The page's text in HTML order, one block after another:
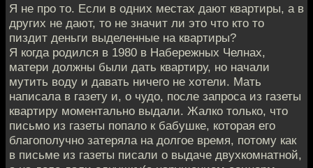
Я не про то. Если в одних местах дают квартиры, а в
других не дают, то не значит ли это что кто то
пиздит деньги выделенные на квартиры?
Я когда родился в 1980 в Набережных Челнах,
матери должны были дать квартиру, но начали
мутить воду и давать ничего не хотели. Мать
написала в газету и, о чудо, после запроса из газеты
квартиру моментально выдали. Жалко только, что
письмо из газеты попало к бабушке, которая его
благополучно затеряла на долгое время, потому как
в письме из газеты писали о выдаче двухкомнатной,